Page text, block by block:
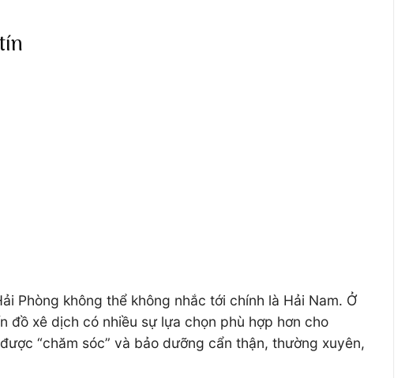
Phòng không thể không nhắc tới chính là Hải Nam. Ở
xê dịch có nhiều sự lựa chọn phù hợp hơn cho
“chăm sóc” và bảo dưỡng cẩn thận, thường xuyên,